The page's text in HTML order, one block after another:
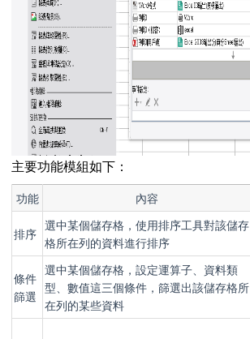
主要功能模組如下：
功能 內容
排序
選中某個儲存格，使用排序工具對該儲存
格所在列的資料進行排序
條件
篩選
選中某個儲存格，設定運算子、資料類
型、數值這三個條件，篩選出該儲存格所
在列的某些資料